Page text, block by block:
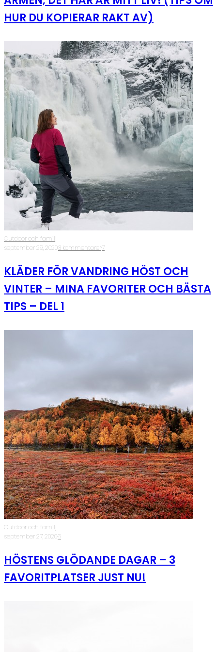
HUR DU KOPIERAR RAKT AV)
Outdoor och familj
·september 29, 2020·3 kommentarer·7
KLÄDER FÖR VANDRING HÖST OCH
VINTER – MINA FAVORITER OCH BÄSTA
TIPS – DEL 1
Outdoor och familj
·september 27, 2020·6
HÖSTENS GLÖDANDE DAGAR – 3
FAVORITPLATSER JUST NU!